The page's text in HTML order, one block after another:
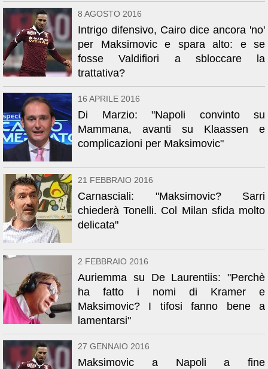
8 AGOSTO 2016
Intrigo difensivo, Cairo dice ancora 'no'
per Maksimovic e spara alto: e se
fosse Valdifiori a sbloccare la
trattativa?
16 APRILE 2016
Di Marzio: "Napoli convinto su
Mammana, avanti su Klaassen e
complicazioni per Maksimovic"
21 FEBBRAIO 2016
Carnasciali: "Maksimovic? Sarri
chiederà Tonelli. Col Milan sfida molto
delicata"
2 FEBBRAIO 2016
Auriemma su De Laurentiis: "Perchè
ha fatto i nomi di Kramer e
Maksimovic? I tifosi fanno bene a
lamentarsi"
27 GENNAIO 2016
Maksimovic a Napoli a fine